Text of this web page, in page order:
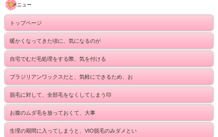
メニュー
トップページ
暖かくなってきた頃に、気になるのが
自宅でむだ毛処理をする際、気を付ける
ブラジリアンワックスだと、気軽にできるため、お
脱毛に対して、全部毛をなくしてしまう印
お腹のムダ毛を放っておくて、大事
生理の期間に入ってしまうと、VIO脱毛のみダメとい